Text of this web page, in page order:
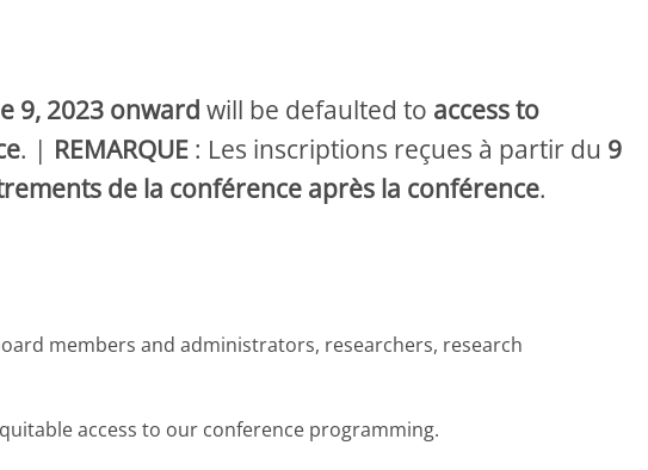
9, 2023 onward will be defaulted to access to
. | REMARQUE : Les inscriptions reçues à partir du 9
de la conférence après la conférence.
members and administrators, researchers, research
access to our conference programming.